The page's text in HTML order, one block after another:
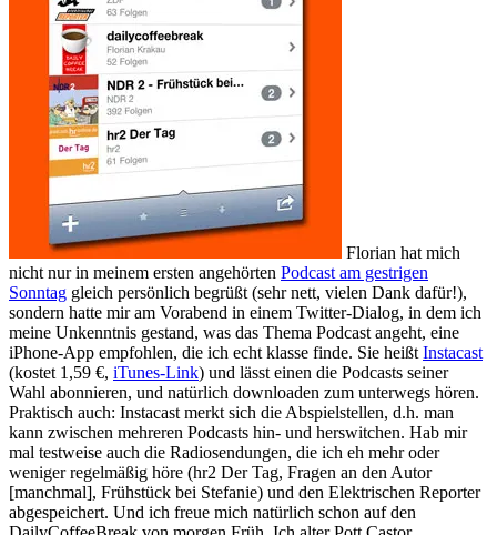
Florian hat mich
nicht nur in meinem ersten angehörten Podcast am gestrigen
Sonntag gleich persönlich begrüßt (sehr nett, vielen Dank dafür!),
sondern hatte mir am Vorabend in einem Twitter-Dialog, in dem ich
meine Unkenntnis gestand, was das Thema Podcast angeht, eine
iPhone-App empfohlen, die ich echt klasse finde. Sie heißt Instacast
(kostet 1,59 €, iTunes-Link) und lässt einen die Podcasts seiner
Wahl abonnieren, und natürlich downloaden zum unterwegs hören.
Praktisch auch: Instacast merkt sich die Abspielstellen, d.h. man
kann zwischen mehreren Podcasts hin- und herswitchen. Hab mir
mal testweise auch die Radiosendungen, die ich eh mehr oder
weniger regelmäßig höre (hr2 Der Tag, Fragen an den Autor
[manchmal], Frühstück bei Stefanie) und den Elektrischen Reporter
abgespeichert. Und ich freue mich natürlich schon auf den